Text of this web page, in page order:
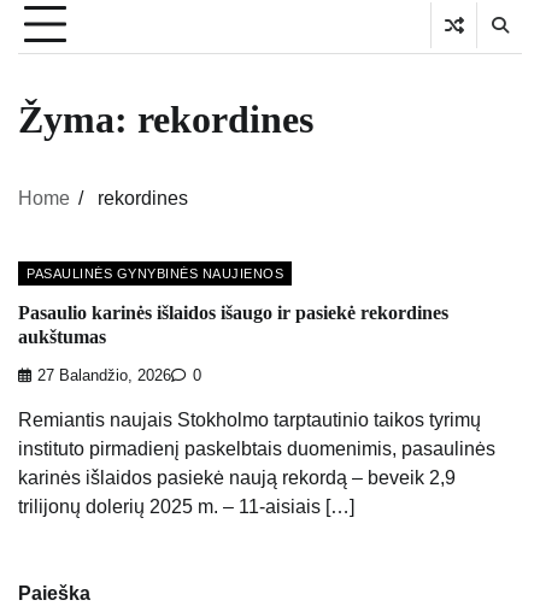
Žyma: rekordines
Home rekordines
PASAULINĖS GYNYBINĖS NAUJIENOS
Pasaulio karinės išlaidos išaugo ir pasiekė rekordines
aukštumas
27 Balandžio, 2026 0
Remiantis naujais Stokholmo tarptautinio taikos tyrimų
instituto pirmadienį paskelbtais duomenimis, pasaulinės
karinės išlaidos pasiekė naują rekordą – beveik 2,9
trilijonų dolerių 2025 m. – 11-aisiais […]
Paieška